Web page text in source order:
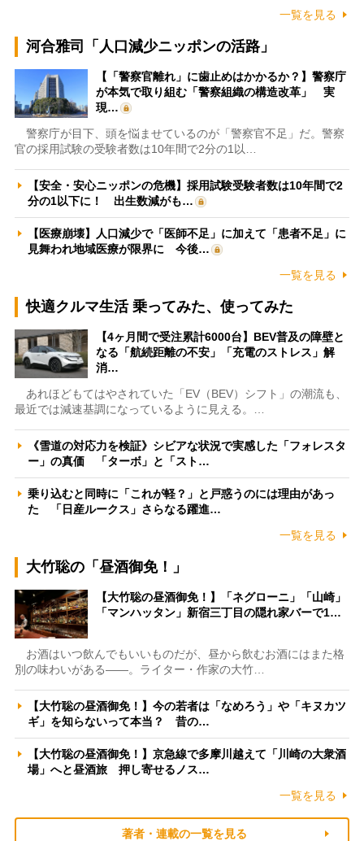
一覧を見る
河合雅司「人口減少ニッポンの活路」
【「警察官離れ」に歯止めはかかるか？】警察庁
が本気で取り組む「警察組織の構造改革」 実
現…
警察庁が目下、頭を悩ませているのが「警察官不足」だ。警察
官の採用試験の受験者数は10年間で2分の1以…
【安全・安心ニッポンの危機】採用試験受験者数は10年間で2
分の1以下に！ 出生数減がも…
【医療崩壊】人口減少で「医師不足」に加えて「患者不足」に
見舞われ地域医療が限界に 今後…
一覧を見る
快適クルマ生活 乗ってみた、使ってみた
【4ヶ月間で受注累計6000台】BEV普及の障壁と
なる「航続距離の不安」「充電のストレス」解
消…
あれほどもてはやされていた「EV（BEV）シフト」の潮流も、
最近では減速基調になっているように見える。…
《雪道の対応力を検証》シビアな状況で実感した「フォレスタ
ー」の真価 「ターボ」と「スト…
乗り込むと同時に「これが軽？」と戸惑うのには理由があっ
た 「日産ルークス」さらなる躍進…
一覧を見る
大竹聡の「昼酒御免！」
【大竹聡の昼酒御免！】「ネグローニ」「山崎」
「マンハッタン」新宿三丁目の隠れ家バーで1…
お酒はいつ飲んでもいいものだが、昼から飲むお酒にはまた格
別の味わいがある――。ライター・作家の大竹…
【大竹聡の昼酒御免！】今の若者は「なめろう」や「キヌカツ
ギ」を知らないって本当？ 昔の…
【大竹聡の昼酒御免！】京急線で多摩川越えて「川崎の大衆酒
場」へと昼酒旅 押し寄せるノス…
一覧を見る
著者・連載の一覧を見る